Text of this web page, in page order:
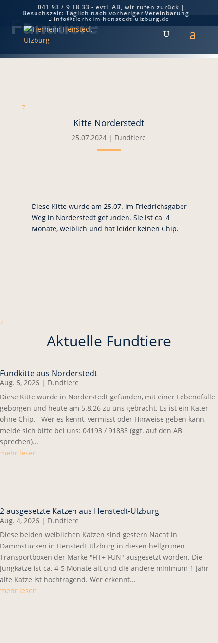
041 93 / 9 18 33 - evtl. AB, wir rufen zurück |
Besuchszeit: Täglich nach vorheriger Vereinbarung
info@tierheim-henstedt-ulzburg.de
Fundtiere
7
Kitte Norderstedt
25.07.2024 | Fundtiere
Diese Kitte wurde am 25.07. im Friedrichsgaber
Weg in Norderstedt gefunden. Sie ist ca. 4
Monate, weiblich und hat leider keinen Chip.
7
Aktuelle Fundtiere
Fundkitte aus Norderstedt
Aug. 5, 2026 | Fundtiere
Diese Kitte wurde in Norderstedt gefunden, mit einer Lebendfalle
geborgen und heute am 5.8.26 zu uns gebracht. Es ist ein Kater
ohne Chip. Wer es kennt, vermisst oder Hinweise geben kann,
melde sich bitte bei uns: 04193 / 91833 (ggf. auf den AB
sprechen)...
mehr lesen
2 ausgesetzte Katzen aus Henstedt-Ulzburg
Aug. 4, 2026 | Fundtiere
Diese beiden weiblichen Katzen sind gestern Nacht in
Dammstücken in Henstedt-Ulzburg in diesen hellgrünen
Transportboxen der Marke "FIT+ FUN" ausgesetzt worden. Die
Jungkatze ist ca. 4-5 Monate alt und die andere minimum 1 Jahr
alte Katze ist hochtragend. Wer erkennt...
mehr lesen